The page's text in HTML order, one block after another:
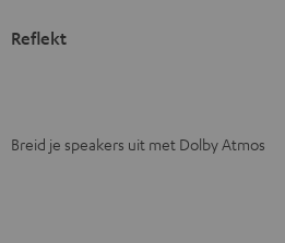
Reflekt
Breid je speakers uit met Dolby Atmos